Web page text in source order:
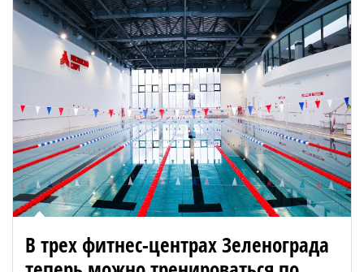
В трех фитнес-центрах Зеленограда